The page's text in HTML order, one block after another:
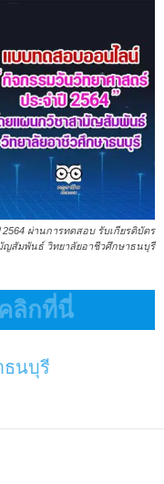
ผ่านการทดสอบ รับเกียรติบัตร
สัมพันธ์ วิทยาลัยอาชีวศึกษาธนบุรี
ลิกที่นี่
ธนบุรี